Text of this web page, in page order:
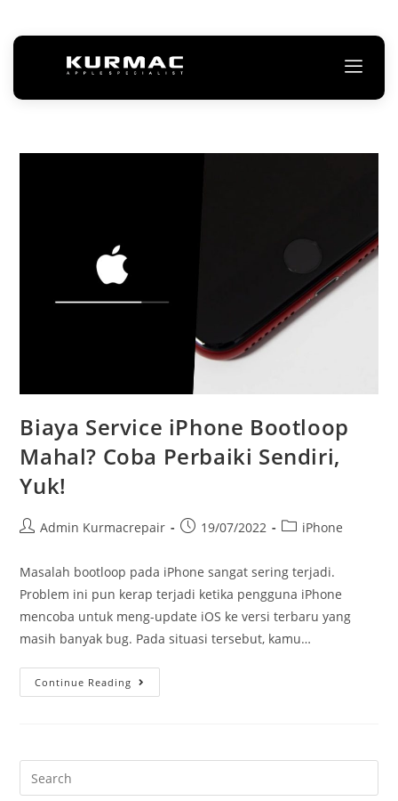
Biaya Service iPhone Bootloop
Mahal? Coba Perbaiki Sendiri,
Yuk!
Admin Kurmacrepair 19/07/2022 iPhone
Masalah bootloop pada iPhone sangat sering terjadi.
Problem ini pun kerap terjadi ketika pengguna iPhone
mencoba untuk meng-update iOS ke versi terbaru yang
masih banyak bug. Pada situasi tersebut, kamu…
Continue Reading